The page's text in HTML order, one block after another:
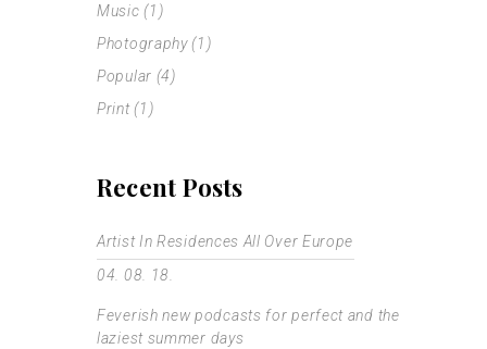
Music (1)
Photography(1)
Popular (4)
Print(1)
Recent Posts
Artist In Residences All Over Europe
04. 08. 18.
Feverish new podcasts for perfect and the
laziest summer days